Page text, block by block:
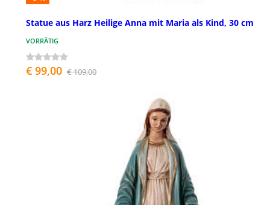
Statue aus Harz Heilige Anna mit Maria als Kind, 30 cm
VORRÄTIG
€ 99,00 € 109,00